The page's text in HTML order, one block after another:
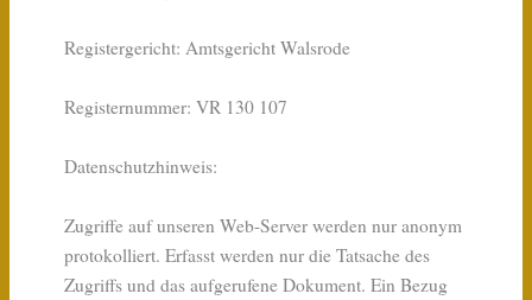
Registergericht: Amtsgericht Walsrode
Registernummer: VR 130 107
Datenschutzhinweis:
Zugriffe auf unseren Web-Server werden nur anonym
protokolliert. Erfasst werden nur die Tatsache des
Zugriffs und das aufgerufene Dokument. Ein Bezug